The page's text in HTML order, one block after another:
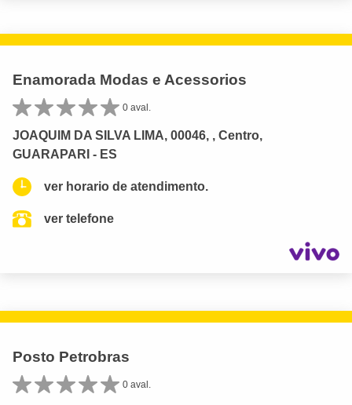
Enamorada Modas e Acessorios
0 aval.
JOAQUIM DA SILVA LIMA, 00046, , Centro,
GUARAPARI - ES
ver horario de atendimento.
ver telefone
Posto Petrobras
0 aval.